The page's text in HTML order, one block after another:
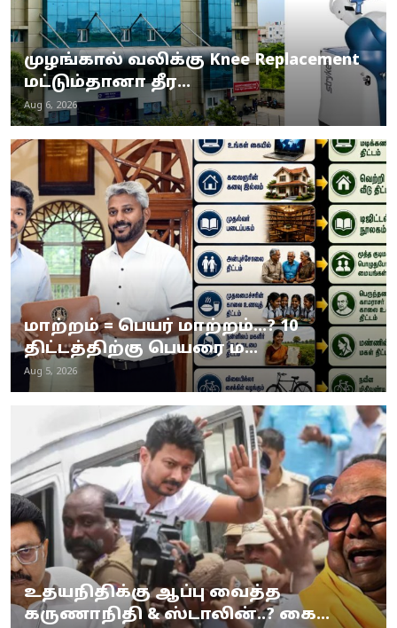
முழங்கால் வலிக்கு Knee Replacement
மட்டும்தானா தீர...
Aug 6, 2026
மாற்றம் = பெயர் மாற்றம்…? 10
திட்டத்திற்கு பெயரை ம...
Aug 5, 2026
உதயநிதிக்கு ஆப்பு வைத்த
கருணாநிதி & ஸ்டாலின்..? கை...